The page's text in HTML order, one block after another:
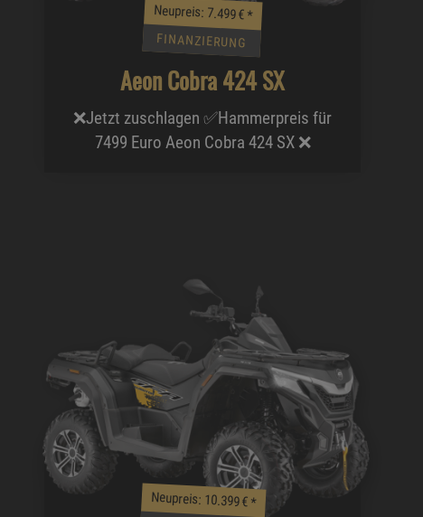
Neupreis: 7.499 €*
FINANZIERUNG
Aeon Cobra 424 SX
❌Jetzt zuschlagen ✅Hammerpreis für
7499 Euro Aeon Cobra 424 SX ❌
Neupreis: 10.399 € *